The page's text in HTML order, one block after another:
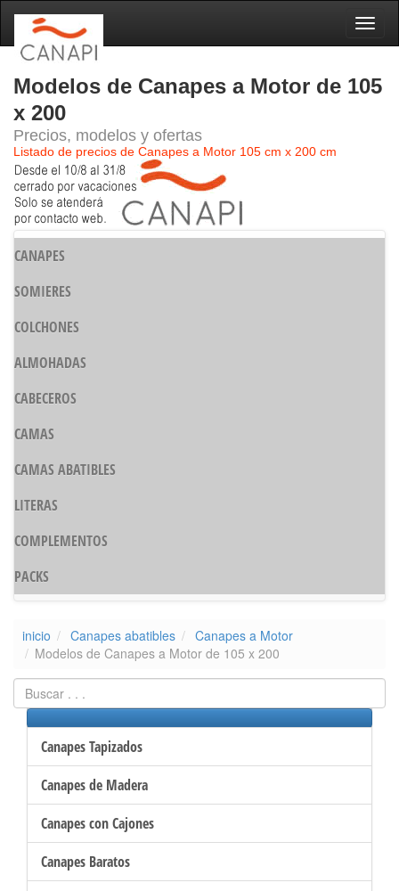
Modelos de Canapes a Motor de 105
x 200
Precios, modelos y ofertas
Listado de precios de Canapes a Motor 105 cm x 200 cm
CANAPES
SOMIERES
COLCHONES
ALMOHADAS
CABECEROS
CAMAS
CAMAS ABATIBLES
LITERAS
COMPLEMENTOS
PACKS
inicio Canapes abatibles
Canapes a Motor
Modelos de Canapes a Motor de 105 x 200
Canapes Tapizados
Canapes de Madera
Canapes con Cajones
Canapes Baratos